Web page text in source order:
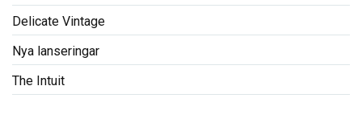
Delicate Vintage
Nya lanseringar
The Intuit